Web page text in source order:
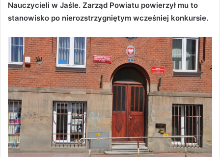
Nauczycieli w Jaśle. Zarząd Powiatu powierzył mu to
stanowisko po nierozstrzygniętym wcześniej konkursie.